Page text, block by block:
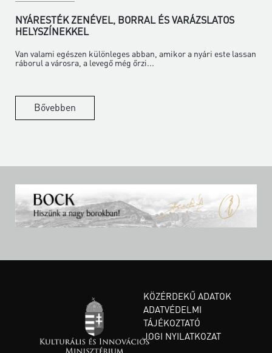
NYÁRESTÉK ZENÉVEL, BORRAL ÉS VARÁZSLATOS
HELYSZÍNEKKEL
Van valami egészen különleges abban, amikor a nyári este lassan
ráborul a városra, a levegő még őrzi...
Bővebben
KÖZÉRDEKŰ ADATOK
ADATVÉDELMI
TÁJÉKOZTATÓ
JOGI NYILATKOZAT